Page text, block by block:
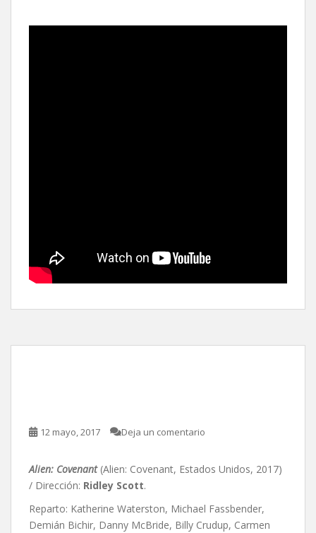
12 mayo, 2017 Deja un comentario
Alien: Covenant (Alien: Covenant, Estados Unidos, 2017)
/ Dirección: Ridley Scott.
Reparto: Katherine Waterston, Michael Fassbender,
Demián Bichir, Danny McBride, Billy Crudup, Carmen